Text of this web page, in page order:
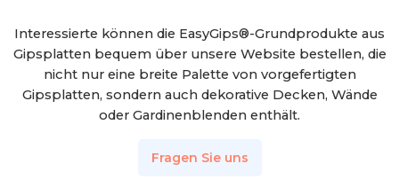
Interessierte können die EasyGips®-Grundprodukte aus
Gipsplatten bequem über unsere Website bestellen, die
nicht nur eine breite Palette von vorgefertigten
Gipsplatten, sondern auch dekorative Decken, Wände
oder Gardinenblenden enthält.
Fragen Sie uns